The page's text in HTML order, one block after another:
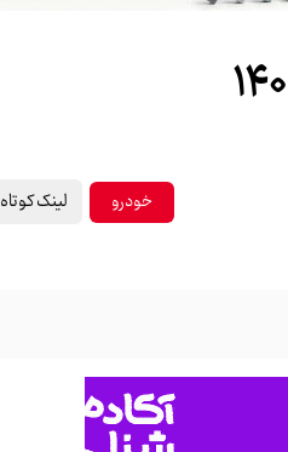
خودرو لینک کوتاه